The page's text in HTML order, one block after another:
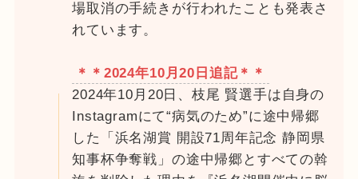
場取消の手続きが行われたことも発表さ
れています。
＊＊2024年10月20日追記＊＊
2024年10月20日、枝尾 賢選手は自身の
Instagramにて“病気のため”に途中帰郷
した「浜名湖賞 開設71周年記念 静岡県
知事杯争奪戦」の途中帰郷とすべての斡